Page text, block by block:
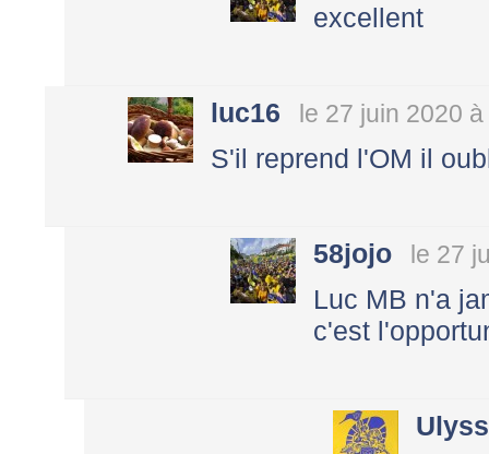
excellent
luc16 le 27 juin 2020
S'il reprend l'OM il
58jojo le 27
Luc MB n'a
c'est